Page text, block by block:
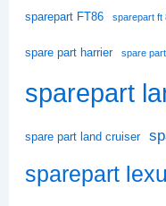
sparepart FT86 sparepart ft
spare part harrier spare
sparepart
spare part land cruiser
sparepart